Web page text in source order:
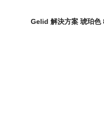
Gelid 解決方案 琥珀色